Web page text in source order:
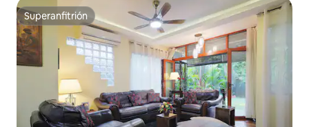
Superanfitrión
Superanfitrión